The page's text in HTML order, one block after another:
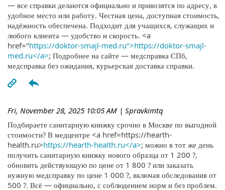
— все справки делаются официально и привозятся по адресу, в
удобное место или работу. Честная цена, доступная стоимость,
надёжность обеспечена. Подходит для учащихся, служащих и
любого клиента — удобство и скорость. <a
href="https://doktor-smajl-med.ru">https://doktor-smajl-
med.ru</a>; Подробнее на сайте — медсправка СПб,
медсправка без ожидания, курьерская доставка справки.
Fri, November 28, 2025 10:05 AM | Spravkimtq
Подбираете санитарную книжку срочно в Москве по выгодной
стоимости? В медцентре <a href=https://hearth-
health.ru>https://hearth-health.ru</a>; можно в тот же день
получить санитарную книжку нового образца от 1 200 ?,
обновить действующую по цене от 1 800 ? или заказать
нужную медсправку по цене 1 000 ?, включая обследования от
500 ?. Всё — официально, с соблюдением норм и без проблем.